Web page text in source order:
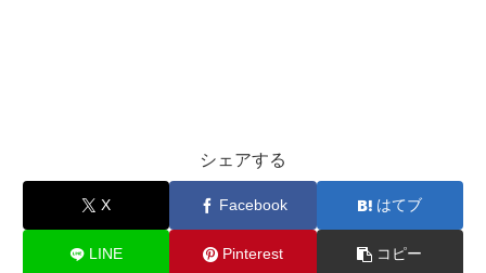
シェアする
X Facebook はてブ
LINE Pinterest コピー